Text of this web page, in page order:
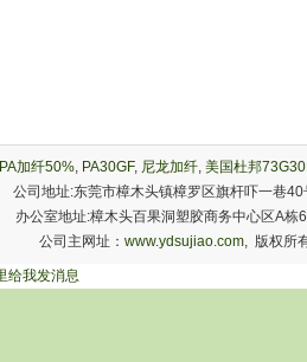
PA加纤50%, PA30GF, 尼龙加纤, 美国杜邦
公司地址:东莞市樟木头镇樟罗区旗杆吓一巷
办公室地址:樟木头百果洞塑胶商务中心区A
公司主网址： www.ydsujiao.com, 版权所